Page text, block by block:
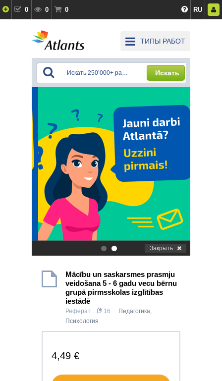
0 0 0 RU
ТИПЫ РАБОТ
Искать
. Закрыть
Mācību un saskarsmes prasmju
veidošana 5 - 6 gadu vecu bērnu
grupā pirmsskolas izglītības
iestādē
Реферат 16 Педагогика,
Психология
4,49 €